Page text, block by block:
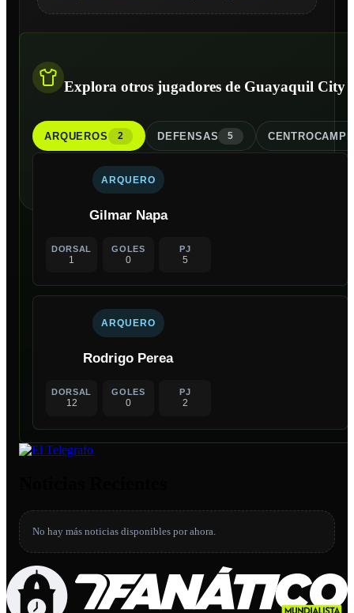
Explora otros jugadores de Guayaquil City
ARQUEROS 2 DEFENSAS 5
ARQUERO
Gilmar Napa
DORSAL
1
GOLES
0
PJ
5
ARQUERO
Rodrigo Perea
DORSAL
12
GOLES
0
PJ
2
No hay más noticias disponibles por ahora.